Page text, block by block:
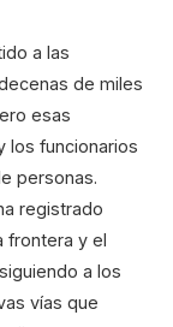
a las
de miles
esas
los funcionarios
personas.
registrado
frontera y el
a los
vías que